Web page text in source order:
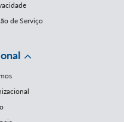
de Serviço